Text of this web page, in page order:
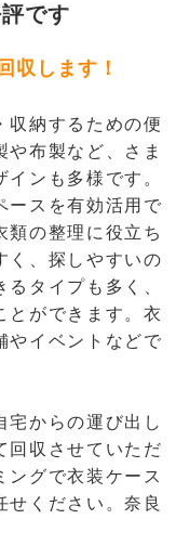
です
収します！
収納するための便
布製など、さま
ンも多様です。
ースを有効活用で
類の整理に役立ち
く、探しやすいの
タイプも多く、
とができます。衣
やイベントなどで
宅からの運び出し
回収させていただ
ングで衣装ケース
せください。奈良